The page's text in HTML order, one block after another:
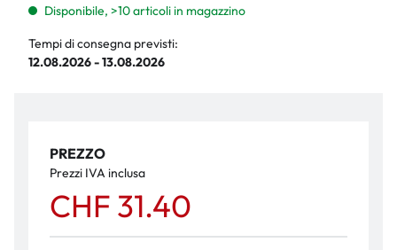
Disponibile, >10 articoli in magazzino
Tempi di consegna previsti:
12.08.2026 - 13.08.2026
PREZZO
Prezzi IVA inclusa
CHF 31.40